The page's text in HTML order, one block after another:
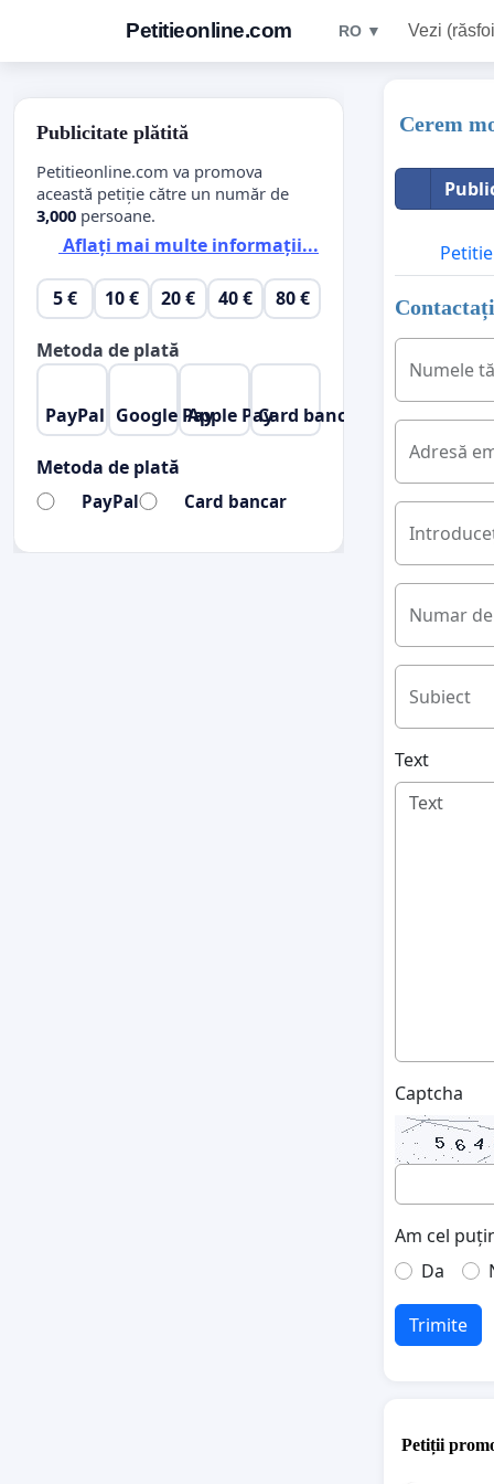
Petitieonline.com RO ▼ Vezi
Cerem
Petitie
Numele
Adresă
Numar
Subiect
Text
Captcha
Am cel
Da
Trimite
Petiții
Publicitate plătită
Petitieonline.com va promova
această petiție către un număr de
3,000 persoane.
Aflați mai multe informații...
5 € 10 € 20 € 40 € 80 €
Metoda de plată
PayPal Google PayApple PayCard bancar
Metoda de plată
PayPal Card bancar